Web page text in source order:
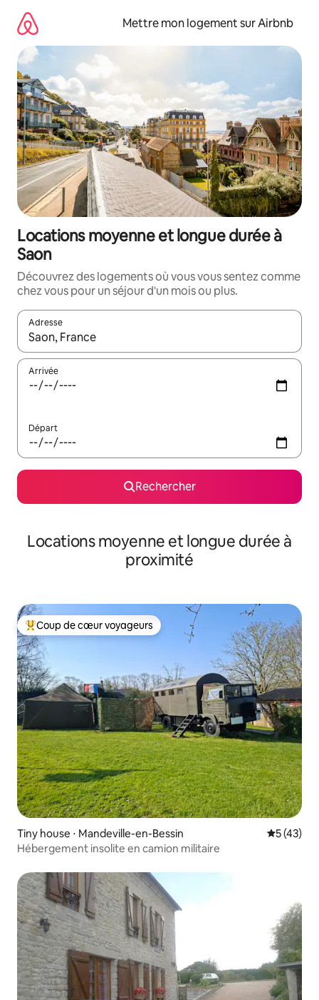
directement
contenu
Mettre mon logement sur Airbnb
Locations moyenne et longue durée à
Saon
Découvrez des logements où vous vous sentez comme
chez vous pour un séjour d'un mois ou plus.
Adresse
Lorsque les résultats s'affichent, utilisez les flèches vers le
Arrivée
Départ
Rechercher
Locations moyenne et longue durée à
proximité
Coups de cœur voyageurs les plus appréciés
Coup de cœur voyageurs
Tiny house ⋅ Mandeville-en-Bessin
5 (43)
Hébergement insolite en camion militaire